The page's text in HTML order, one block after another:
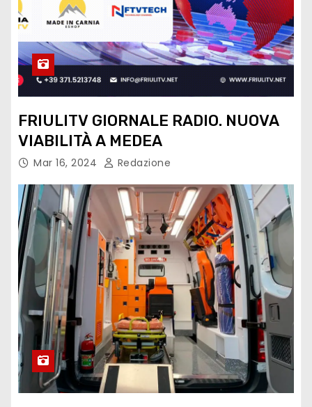
FRIULITV GIORNALE RADIO. NUOVA
VIABILITÀ A MEDEA
Mar 16, 2024 Redazione